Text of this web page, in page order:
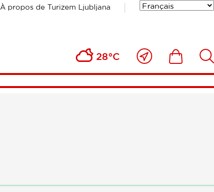
À propos de Turizem Ljubljana
28°C
Près
de
moi